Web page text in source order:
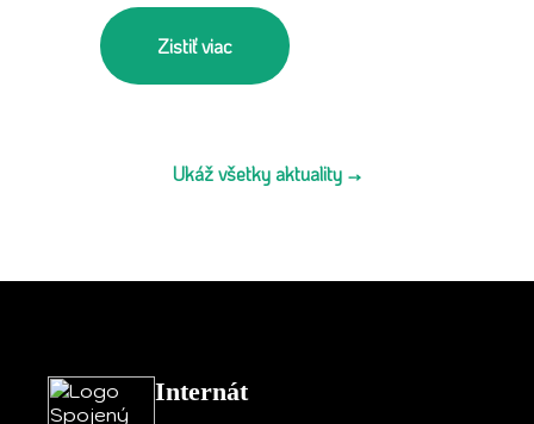
Zistiť viac
Ukáž všetky aktuality →
Internát